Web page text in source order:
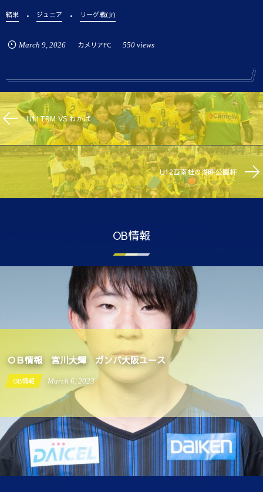
結果 ジュニア リーグ戦(Jr)
March 9, 2026 カメリアFC 550 views
U11TRM VS わかば
U12西南杜の湖畔公園杯
OB情報
ＯＢ情報 宮川大輝 ガンバ大阪ユース
OB情報 March 6 2023